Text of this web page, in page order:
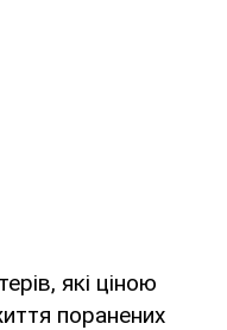
які ціною
поранених